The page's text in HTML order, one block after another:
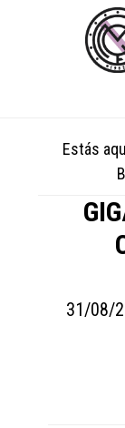
Estás
31/08/